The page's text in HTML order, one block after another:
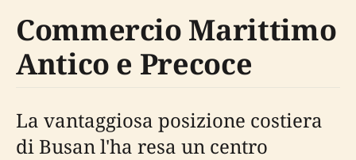
Commercio Marittimo
Antico e Precoce
La vantaggiosa posizione costiera
di Busan l'ha resa un centro